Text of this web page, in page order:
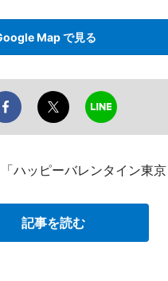
Map で見る
ハッピーバレンタイン東
記事を読む